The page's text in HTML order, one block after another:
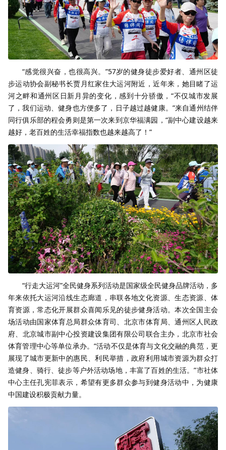
“感觉很兴奋，也很高兴。”57岁的健身徒步爱好者、通州区徒
步运动协会副秘书长贾月红家住大运河附近，近年来，她目睹了运
河之畔和通州区日新月异的变化，感到十分骄傲，“不仅城市发展
了，我们运动、健身也方便多了，日子越过越健康。”来自通州结伴
同行俱乐部的程会勇则是第一次来到京华福满园，“副中心建设越来
越好，老百姓的生活幸福指数也越来越高了！”
“行走大运河”全民健身系列活动是国家级全民健身品牌活动，多
年来依托大运河沿线生态廊道，串联各地文化资源、生态资源、体
育资源，常态化开展群众喜闻乐见的徒步健身活动。本次全国主会
场活动由国家体育总局群众体育司、北京市体育局、通州区人民政
府、北京城市副中心投资建设集团有限公司联合主办，北京市社会
体育管理中心等单位承办。“活动不仅是体育与文化交融的典范，更
展现了城市更新中的惠民、利民举措，政府利用城市资源为群众打
造健身、骑行、徒步等户外活动场地，丰富了百姓的生活。”市社体
中心主任孔宪菲表示，希望有更多群众参与到健身活动中，为健康
中国建设积极贡献力量。